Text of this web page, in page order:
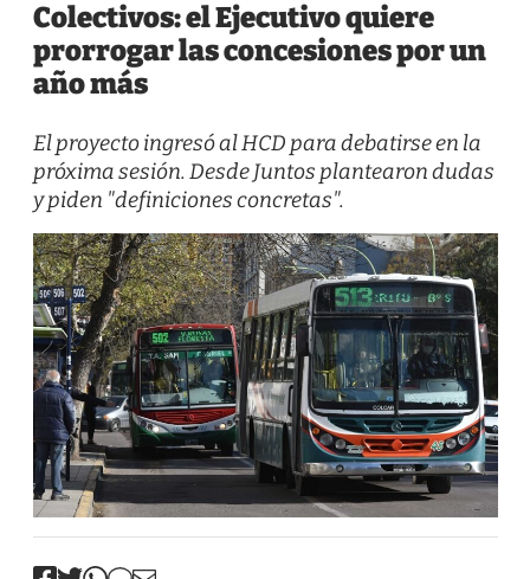
Colectivos: el Ejecutivo quiere
prorrogar las concesiones por un
año más
El proyecto ingresó al HCD para debatirse en la
próxima sesión. Desde Juntos plantearon dudas
y piden "definiciones concretas".